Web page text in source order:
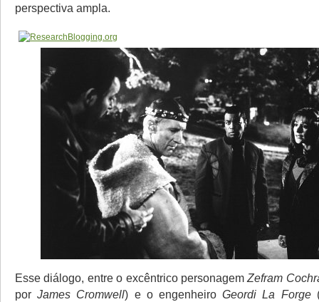
perspectiva ampla.
Esse diálogo, entre o excêntrico personagemZefram
porJames Cromwell) e o engenheiroGeordi La Forge